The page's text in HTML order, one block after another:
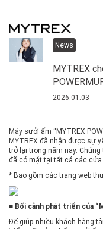
News
MYTREX
2026.01.03
Máy sưởi ấm “MYTREX
MYTREX đã nhận được sự
trở lại trong năm nay.
đã có mặt tại tất cả các cửa
* Bao gồm các trang web
■ Bối cảnh phát triển của
Để giúp nhiều khách hàng